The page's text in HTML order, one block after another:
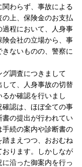
わらず、事故による
上、保険金のお支払
程において、人身事
会社の立場から、事
ないものの、警察に
調査につきまして
て、人身事故の切替
か確認を行いまし
認は、ほぼ全ての事
の提出が行われてい
続の案内や診断書の
まえつつ、おおむね
ります。しかしなが
沿った御案内を行っ